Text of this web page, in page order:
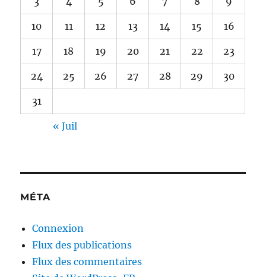
10 11 12 13 14 15 16
17 18 19 20 21 22 23
24 25 26 27 28 29 30
31
« Juil
MÉTA
Connexion
Flux des publications
Flux des commentaires